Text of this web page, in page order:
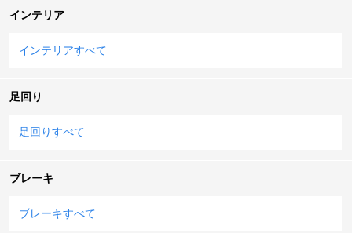
インテリア
インテリアすべて
足回り
足回りすべて
ブレーキ
ブレーキすべて